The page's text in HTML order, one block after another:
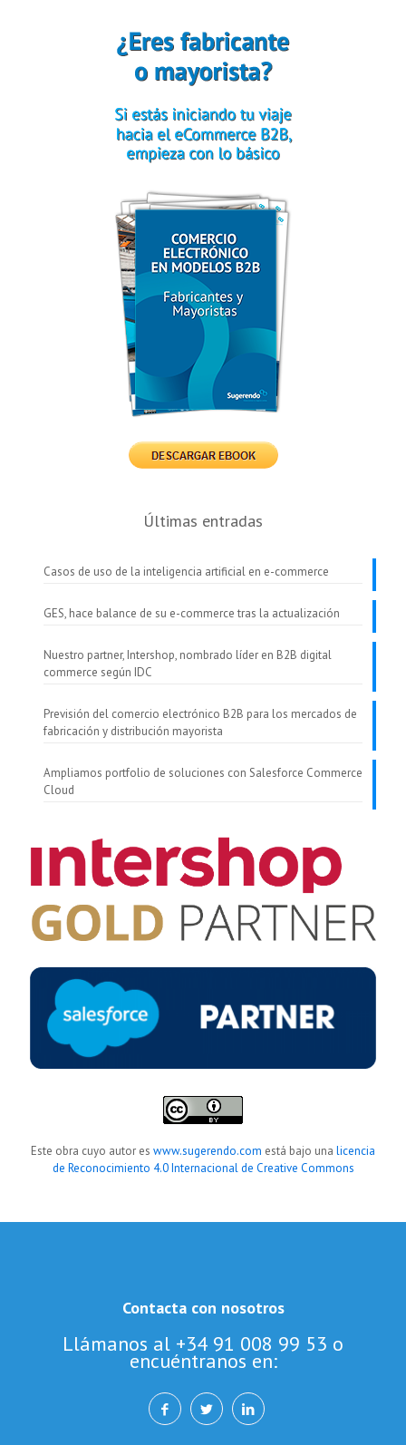
Últimas entradas
Casos de uso de la inteligencia artificial en e-commerce
GES, hace balance de su e-commerce tras la actualización
Nuestro partner, Intershop, nombrado líder en B2B digital
commerce según IDC
Previsión del comercio electrónico B2B para los mercados de
fabricación y distribución mayorista
Ampliamos portfolio de soluciones con Salesforce Commerce
Cloud
Este obra cuyo autor es www.sugerendo.com está bajo una licencia
de Reconocimiento 4.0 Internacional de Creative Commons
Contacta con nosotros
Llámanos al +34 91 008 99 53 o
encuéntranos en: